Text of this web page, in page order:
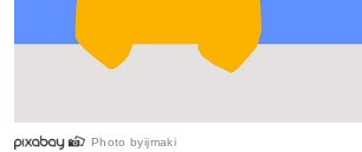
Photo byijmaki